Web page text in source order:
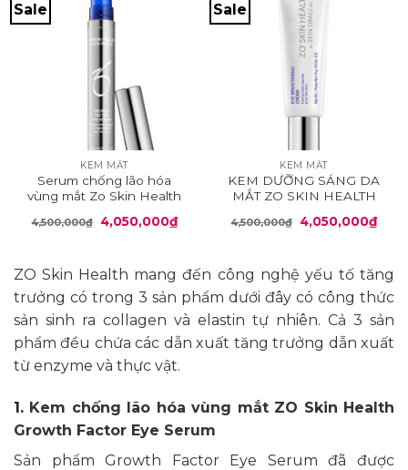
Sale
KEM MẮT
Serum chống lão hóa
vùng mắt Zo Skin Health
4,500,000₫
Giá
gốc
4,050,000₫Giá
hiện
4,050,000₫.
Sale
KEM MẮT
KEM DƯỠNG SÁNG DA
MẮT ZO SKIN HEALTH
CREME
4,500,000₫
Giá
gốc
4,050,000₫Giá
hiện
ZO Skin Health mang đến công nghệ yếu tố tăng
trưởng có trong 3 sản phẩm dưới đây có công thức
sản sinh ra collagen và elastin tự nhiên. Cả 3 sản
phẩm đều chứa các dẫn xuất tăng trưởng dẫn xuất
từ enzyme và thực vật.
1. Kem chống lão hóa vùng mắt ZO Skin Health
Growth Factor Eye Serum
Sản phẩm Growth Factor Eye Serum đã được